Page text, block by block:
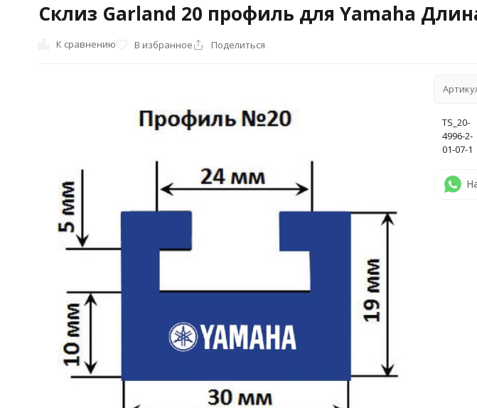
Склиз Garland 20 профиль для Yamaha
К сравнению В избранное Поделиться
TS_20-
4996-2-
01-07-1